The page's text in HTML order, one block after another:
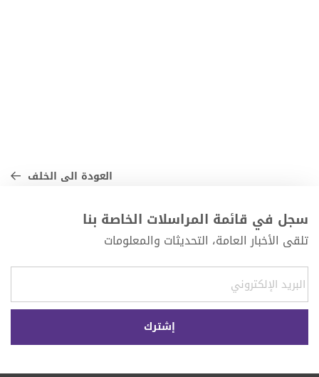
العودة الى الخلف
سجل في قائمة المراسلات الخاصة بنا
تلقى الأخبار العامة، التحديثات والمعلومات